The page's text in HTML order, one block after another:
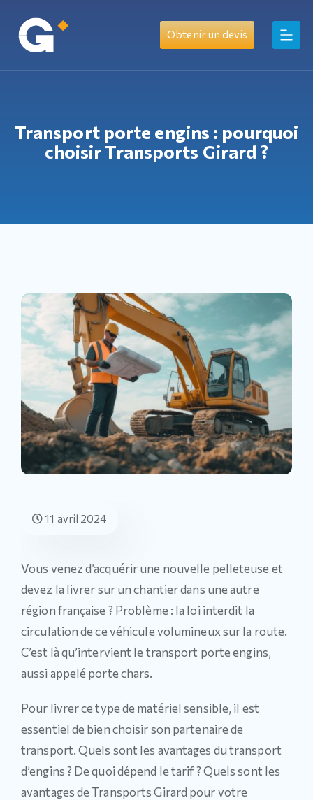
Obtenir un devis
Transport porte engins : pourquoi
choisir Transports Girard ?
11 avril 2024
Vous venez d’acquérir une nouvelle pelleteuse et
devez la livrer sur un chantier dans une autre
région française ? Problème : la loi interdit la
circulation de ce véhicule volumineux sur la route.
C’est là qu’intervient le transport porte engins,
aussi appelé porte chars.
Pour livrer ce type de matériel sensible, il est
essentiel de bien choisir son partenaire de
transport. Quels sont les avantages du transport
d’engins ? De quoi dépend le tarif ? Quels sont les
avantages de Transports Girard pour votre